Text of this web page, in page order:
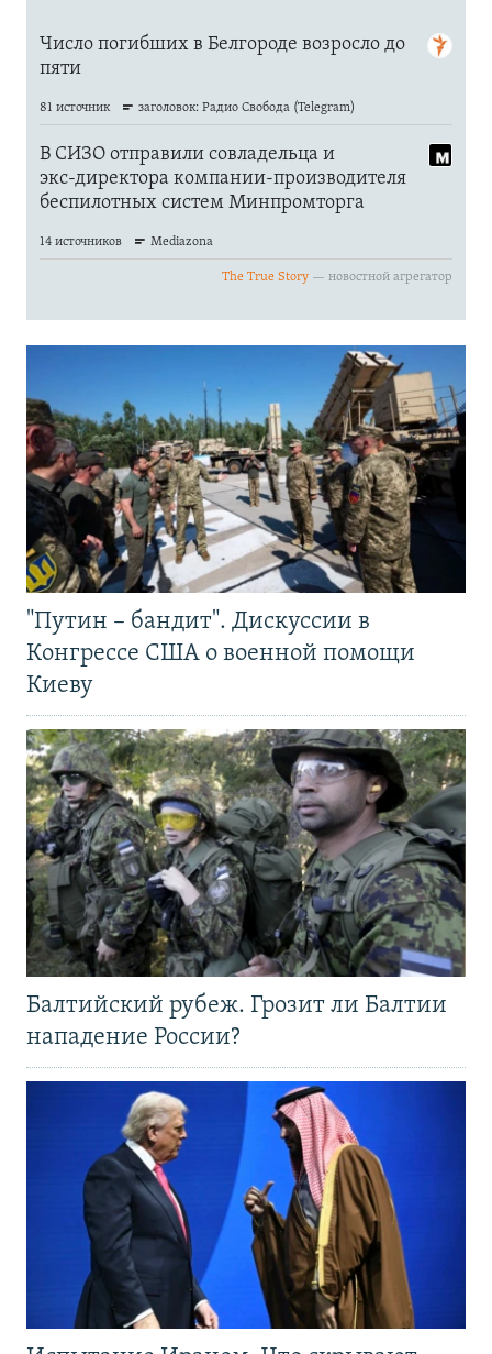
"Путин – бандит". Дискуссии в
Конгрессе США о военной помощи
Киеву
Балтийский рубеж. Грозит ли Балтии
нападение России?